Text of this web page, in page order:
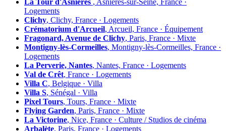
Logements
Clichy, Clichy, France · Logements
Crématorium d'Arcueil, Arcueil, France · Équipement
Fragonard, Avenue de Clichy, Paris, France · Mixte
Montigny-lès-Cormeilles, Montigny-lès-Cormeilles, France ·
Logements
La Perverie, Nantes, Nantes, France · Logements
Val de Crêt, France · Logements
Villa C, Belgique · Villa
Villa S, Sénégal · Villa
Pixel Tours, Tours, France · Mixte
Flying Garden, Paris, France · Mixte
La Victorine, Nice, France · Culture / Studios de cinéma
Arbalète, Paris, France · Logements